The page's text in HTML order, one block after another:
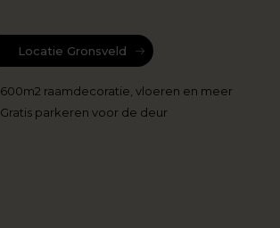
Locatie Gronsveld
600m2 raamdecoratie, vloeren en meer
Gratis parkeren voor de deur